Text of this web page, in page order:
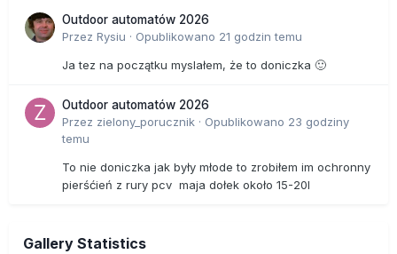
Outdoor automatów 2026
Przez Rysiu · Opublikowano 21 godzin temu
Ja tez na początku myslałem, że to doniczka 🙂
Outdoor automatów 2026
Przez zielony_porucznik · Opublikowano 23 godziny
temu
To nie doniczka jak były młode to zrobiłem im ochronny
pierśćień z rury pcv maja dołek około 15-20l
Gallery Statistics